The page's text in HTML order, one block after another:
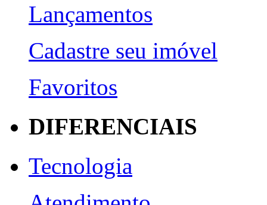
Lançamentos
Cadastre seu imóvel
Favoritos
DIFERENCIAIS
Tecnologia